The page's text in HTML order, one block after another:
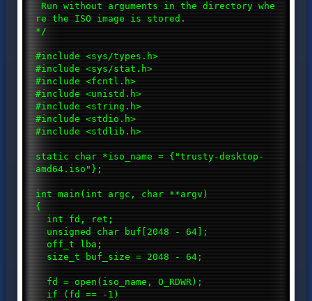
Run without arguments in the directory whe
re the ISO image is stored.
*/
#include <sys/types.h>
#include <sys/stat.h>
#include <fcntl.h>
#include <unistd.h>
#include <string.h>
#include <stdio.h>
#include <stdlib.h>
static char *iso_name = {"trusty-desktop-
amd64.iso"};
int main(int argc, char **argv)
{
int fd, ret;
unsigned char buf[2048 - 64];
off_t lba;
size_t buf_size = 2048 - 64;
fd = open(iso_name, O_RDWR);
if (fd == -1)